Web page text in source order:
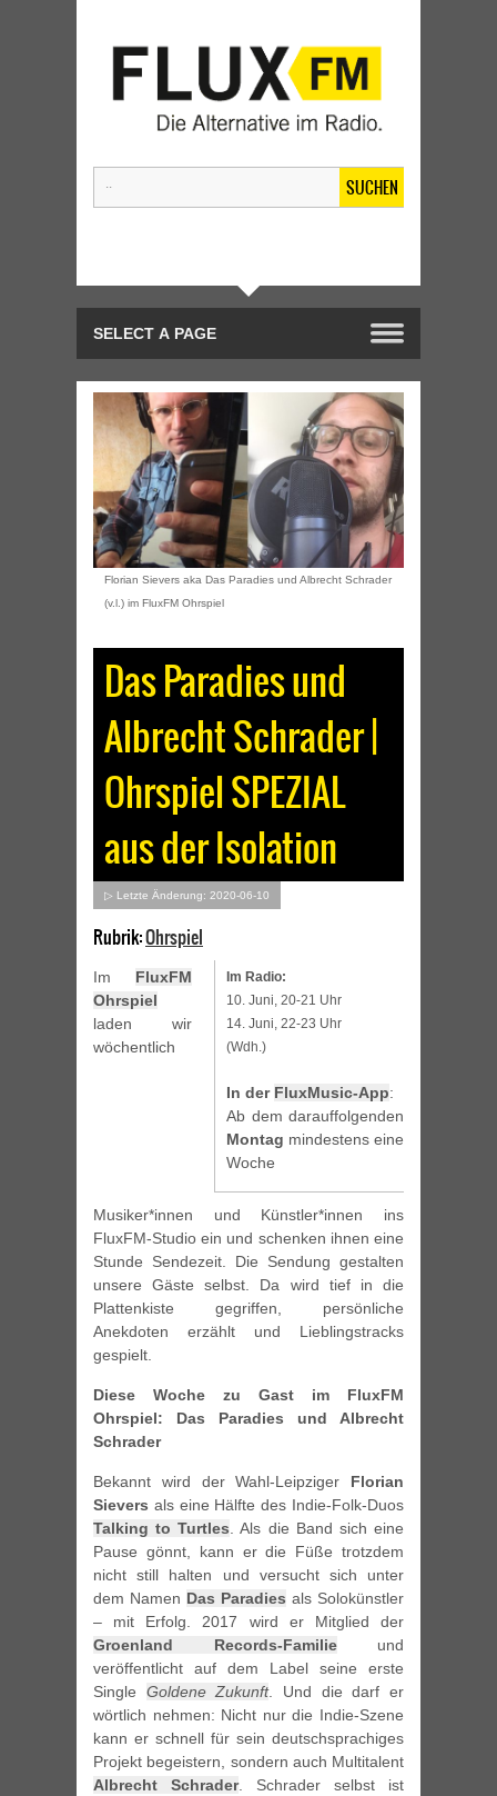
SUCHEN
Florian Sievers aka Das Paradies und Albrecht Schrader
(v.l.) im FluxFM Ohrspiel
Das Paradies und
Albrecht Schrader |
Ohrspiel SPEZIAL
aus der Isolation
▷ Letzte Änderung: 2020-06-10
Rubrik:Ohrspiel
Im Radio:
10. Juni, 20-21 Uhr
14. Juni, 22-23 Uhr
(Wdh.)
In der FluxMusic-App:
Ab dem darauffolgenden
Montag mindestens eine
Woche
Im FluxFM
Ohrspiel
laden wir
wöchentlich
Musiker*innen und Künstler*innen ins
FluxFM-Studio ein und schenken ihnen eine
Stunde Sendezeit. Die Sendung gestalten
unsere Gäste selbst. Da wird tief in die
Plattenkiste gegriffen, persönliche
Anekdoten erzählt und Lieblingstracks
gespielt.
Diese Woche zu Gast im FluxFM
Ohrspiel: Das Paradies und Albrecht
Schrader
Bekannt wird der Wahl-Leipziger Florian
Sievers als eine Hälfte des Indie-Folk-Duos
Talking to Turtles. Als die Band sich eine
Pause gönnt, kann er die Füße trotzdem
nicht still halten und versucht sich unter
dem Namen Das Paradies als Solokünstler
– mit Erfolg. 2017 wird er Mitglied der
Groenland Records-Familieund
veröffentlicht auf dem Label seine erste
Single Goldene Zukunft. Und die darf er
wörtlich nehmen: Nicht nur die Indie-Szene
kann er schnell für sein deutschsprachiges
Projekt begeistern, sondern auch Multitalent
Albrecht Schrader. Schrader selbst ist